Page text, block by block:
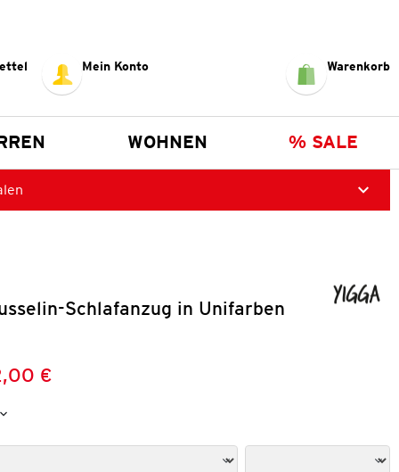
Mein Konto Warenkorb
WOHNEN % SALE
Schlafanzug in Unifarben
€